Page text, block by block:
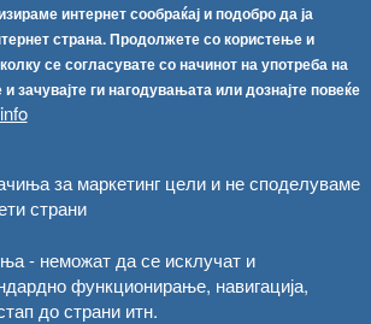
интернет сообраќај и подобро да ја
страна. Продолжете со користење и
се согласувате со начинот на употреба на
зачувајте ги нагодувањата или дознајте повеќе
за маркетинг цели и не споделуваме
страни
- неможат да се исклучат и
функционирање, навигација,
до страни итн.